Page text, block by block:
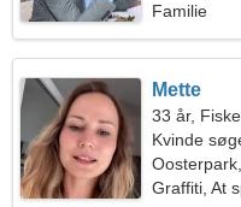
Familie
Mette
33 år,
Kvinde
Graffiti, At